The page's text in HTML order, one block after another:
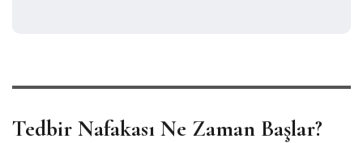
Tedbir Nafakası Ne Zaman Başlar?